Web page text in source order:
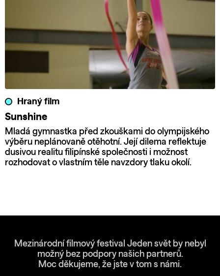
Hraný film
Sunshine
Mladá gymnastka před zkouškami do olympijského
výběru neplánovaně otěhotní. Její dilema reflektuje
dusivou realitu filipínské společnosti i možnost
rozhodovat o vlastním těle navzdory tlaku okolí.
Mezinárodní filmový festival Jeden svět by nebyl
možný bez podpory našich partnerů.
Moc děkujeme, že jste v tom s námi.